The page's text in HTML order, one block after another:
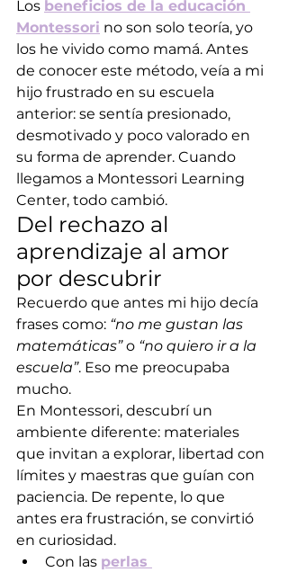
Los beneficios de la educación
Montessori no son solo teoría, yo
los he vivido como mamá. Antes
de conocer este método, veía a mi
hijo frustrado en su escuela
anterior: se sentía presionado,
desmotivado y poco valorado en
su forma de aprender. Cuando
llegamos a Montessori Learning
Center, todo cambió.
Del rechazo al
aprendizaje al amor
por descubrir
Recuerdo que antes mi hijo decía
frases como: “no me gustan las
matemáticas” o “no quiero ir a la
escuela”. Eso me preocupaba
mucho.
En Montessori, descubrí un
ambiente diferente: materiales
que invitan a explorar, libertad con
límites y maestras que guían con
paciencia. De repente, lo que
antes era frustración, se convirtió
en curiosidad.
Con las perlas